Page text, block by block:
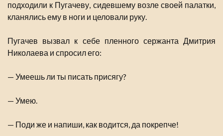
подходили к Пугачеву, сидевшему возле своей палатки,
кланялись ему в ноги и целовали руку.
Пугачев вызвал к себе пленного сержанта Дмитрия
Николаева и спросил его:
— Умеешь ли ты писать присягу?
— Умею.
— Поди же и напиши, как водится, да покрепче!